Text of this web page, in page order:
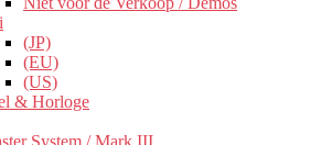
(JP)
(EU)
(US)
& Horloge